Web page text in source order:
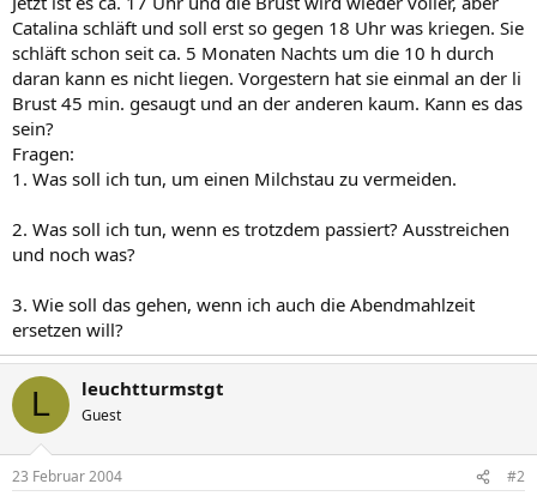
Catalina schläft und soll erst so gegen 18 Uhr was kriegen. Sie
schläft schon seit ca. 5 Monaten Nachts um die 10 h durch
daran kann es nicht liegen. Vorgestern hat sie einmal an der li
Brust 45 min. gesaugt und an der anderen kaum. Kann es das
sein?
Fragen:
1. Was soll ich tun, um einen Milchstau zu vermeiden.
2. Was soll ich tun, wenn es trotzdem passiert? Ausstreichen
und noch was?
3. Wie soll das gehen, wenn ich auch die Abendmahlzeit
ersetzen will?
L leuchtturmstgt
Guest
23 Februar 2004 #2